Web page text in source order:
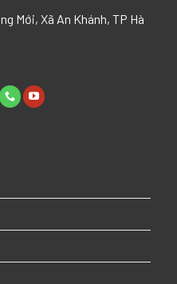
Mới, Xã An Khánh, TP Hà